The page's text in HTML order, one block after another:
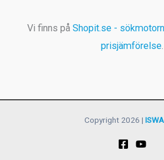
Vi finns på Shopit.se -
prisjämförelse.
Copyright 2026 |